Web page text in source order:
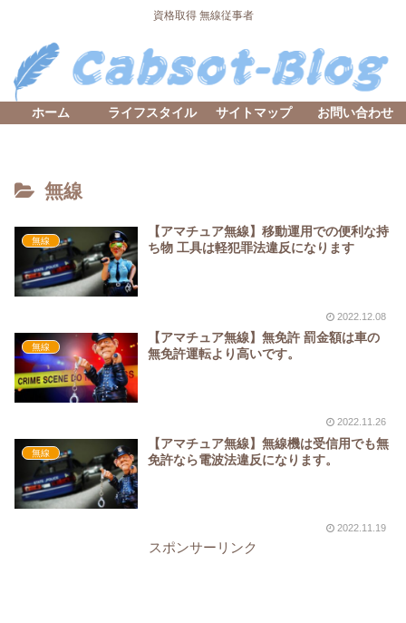
資格取得 無線従事者
ホーム ライフスタイル サイトマップ お問い合わせ
無線
無線
【アマチュア無線】移動運用での便利な持
ち物 工具は軽犯罪法違反になります
2022.12.08
無線
【アマチュア無線】無免許 罰金額は車の
無免許運転より高いです。
2022.11.26
無線
【アマチュア無線】無線機は受信用でも無
免許なら電波法違反になります。
2022.11.19
スポンサーリンク